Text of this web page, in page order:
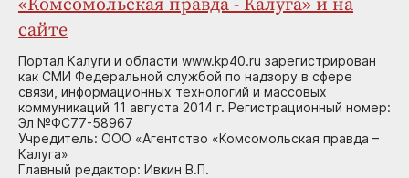
«Комсомольская правда - Калуга» и на
сайте
Портал Калуги и области www.kp40.ru зарегистрирован
как СМИ Федеральной службой по надзору в сфере
связи, информационных технологий и массовых
коммуникаций 11 августа 2014 г. Регистрационный номер:
Эл №ФС77-58967
Учредитель: ООО «Агентство «Комсомольская правда –
Калуга»
Главный редактор: Ивкин В.П.